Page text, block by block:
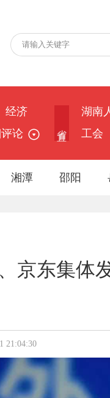
经济
论
湖南
工会
湘潭 邵阳
京东集体
21:04:30